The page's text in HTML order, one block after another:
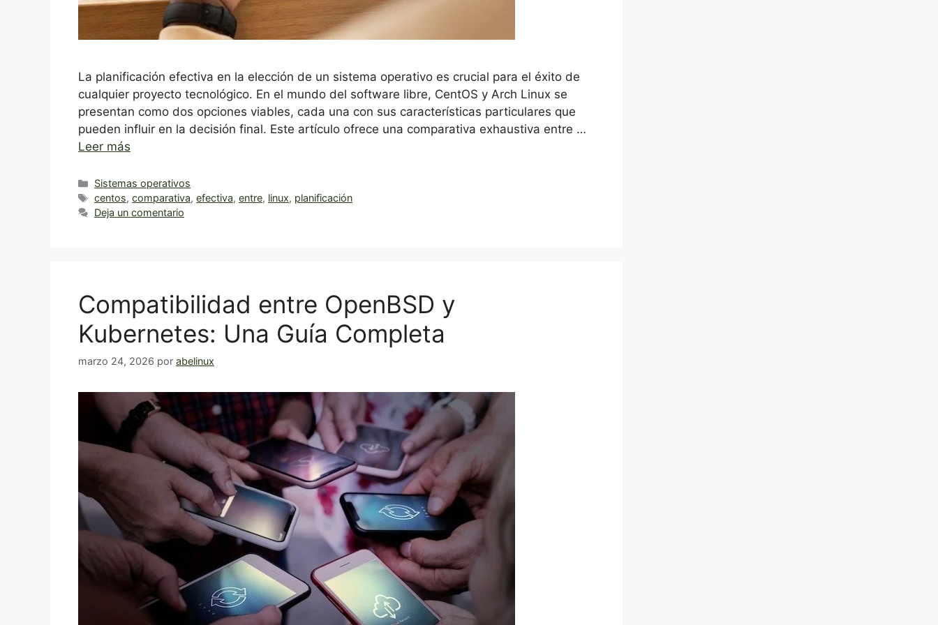
La planificación efectiva en la elección de un sistema operativo es crucial para el éxito de
cualquier proyecto tecnológico. En el mundo del software libre, CentOS y Arch Linux se
presentan como dos opciones viables, cada una con sus características particulares que
pueden influir en la decisión final. Este artículo ofrece una comparativa exhaustiva entre …
Leer más
Categorías
Sistemas operativos
Etiquetas
centos,comparativa,efectiva,entre, linux, planificación
Deja un comentario
Compatibilidad entre OpenBSD y
Kubernetes: Una Guía Completa
marzo 24, 2026 por abelinux